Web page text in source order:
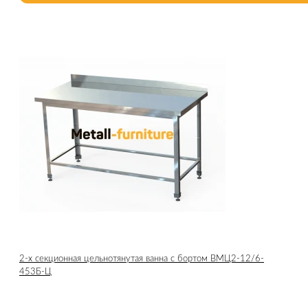
2-х секционная цельнотянутая ванна с бортом ВМЦ2-12/6-
453Б-Ц